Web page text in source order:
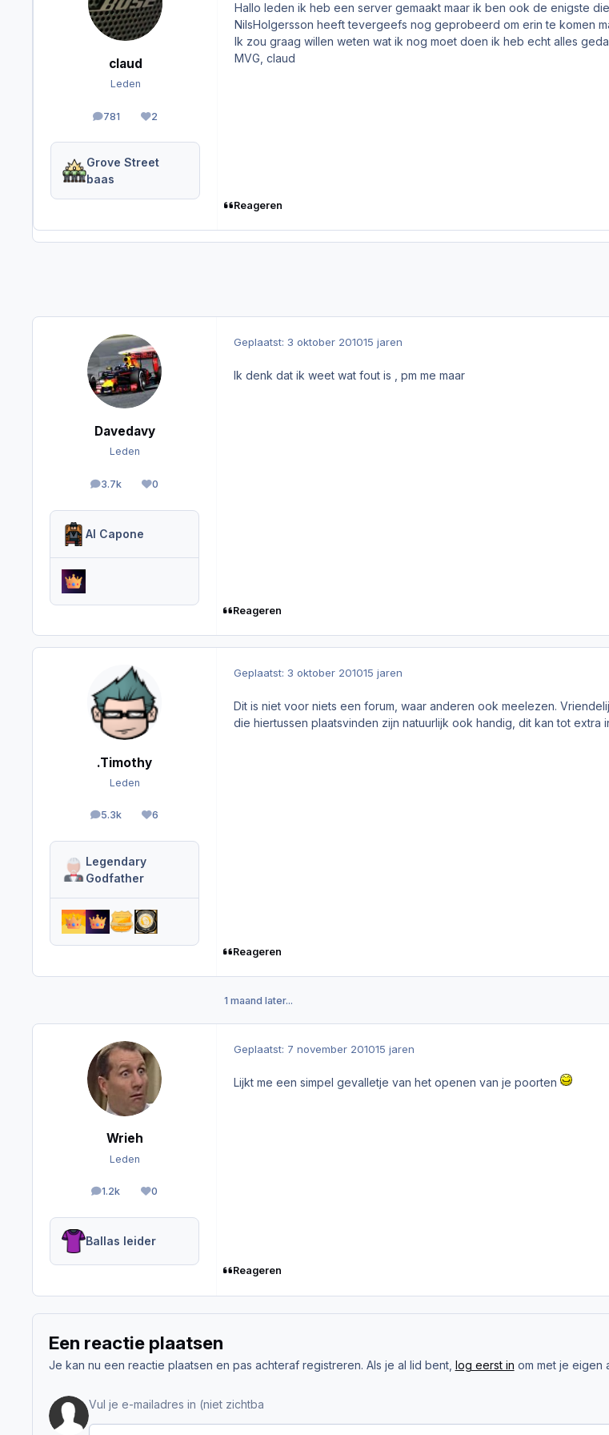
claud
Leden
781
berichten2
Reputation
Grove Street
baas
Hallo leden ik heb een server gemaakt maar ik ben ook de enigste
NilsHolgersson heeft tevergeefs nog geprobeerd om erin te komen
Ik zou graag willen weten wat ik nog moet doen ik heb echt alles
MVG, claud
Reageren
Davedavy
Leden
3.7k
berichten0
Reputation
Al Capone
Geplaatst: 3 oktober 201015 jaren
Ik denk dat ik weet wat fout is , pm me maar
Reageren
.Timothy
Leden
5.3k
berichten6
Reputation
Legendary
Godfather
Geplaatst: 3 oktober 201015 jaren
Dit is niet voor niets een forum, waar anderen ook meelezen.
die hiertussen plaatsvinden zijn natuurlijk ook handig, dit kan tot extra
Reageren
1 maand later...
Wrieh
Leden
1.2k
berichten0
Reputation
Ballas leider
Geplaatst: 7 november 201015 jaren
Lijkt me een simpel gevalletje van het openen van je poorten
Reageren
Een reactie plaatsen
Je kan nu een reactie plaatsen en pas achteraf registreren. Als je al lid bent, log eerst in om met je eigen